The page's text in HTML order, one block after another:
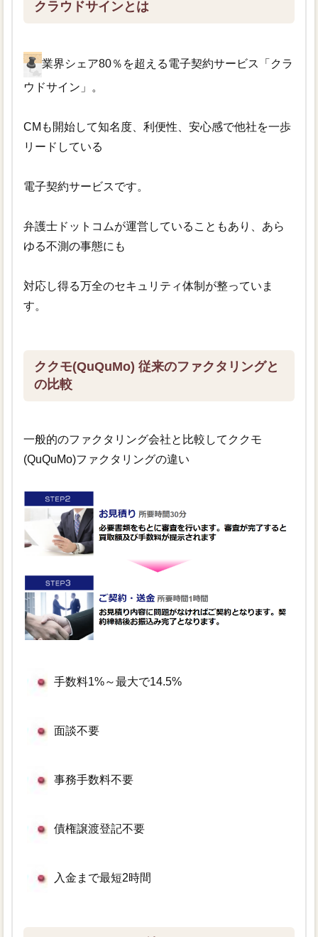
クラウドサインとは
業界シェア80％を超える電子契約サービス「クラ
ウドサイン」。
CMも開始して知名度、利便性、安心感で他社を一歩
リードしている
電子契約サービスです。
弁護士ドットコムが運営していることもあり、あら
ゆる不測の事態にも
対応し得る万全のセキュリティ体制が整っていま
す。
ククモ(QuQuMo) 従来のファクタリングと
の比較
一般的のファクタリング会社と比較してククモ
(QuQuMo)ファクタリングの違い
手数料1%～最大で14.5%
面談不要
事務手数料不要
債権譲渡登記不要
入金まで最短2時間